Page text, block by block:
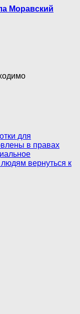
Моравский
для
в правах
вернуться к